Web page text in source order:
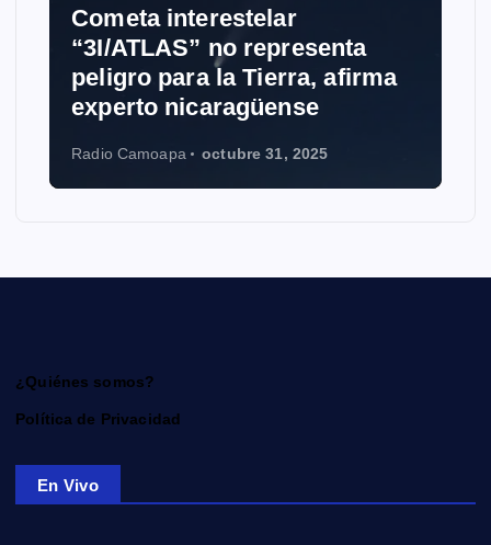
interestelar
no representa
para la Tierra, afirma
nicaragüense
octubre 31, 2025
¿Quiénes somos?
Política de Privacidad
En Vivo